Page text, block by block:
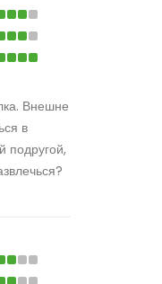
Внешне
в
подругой,